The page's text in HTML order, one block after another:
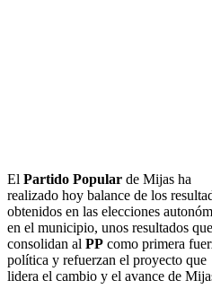
El Partido Popular de Mijas ha
realizado hoy balance de los
obtenidos en las elecciones
en el municipio, unos resultados que
consolidan al PP como primera
política y refuerzan el proyecto que
lidera el cambio y el avance de